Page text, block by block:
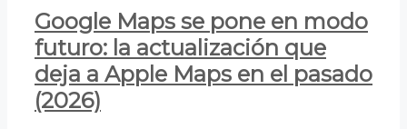
Google Maps se pone en modo
futuro: la actualización que
deja a Apple Maps en el pasado
(2026)